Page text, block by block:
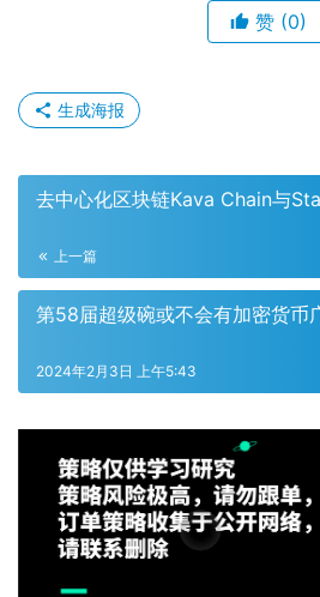
赞 (0)
生成海报
去中心化区块链Kava Chain与
上一篇
第58届超级碗或不会有加密货币
2024年2月3日 上午5:43